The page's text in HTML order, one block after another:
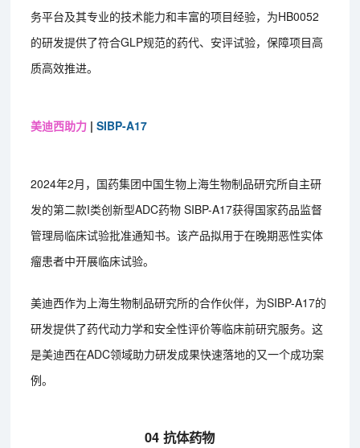
务平台及其专业的技术能力和丰富的项目经验，为HB0052
的研发提供了符合GLP规范的药代、安评试验，保障项目高
质高效推进。
美迪西助力 |SIBP-A17
2024年2月，国药集团中国生物上海生物制品研究所自主研
发的第二款I类创新型ADC药物 SIBP-A17获得国家药品监督
管理局临床试验批准通知书。该产品拟用于在晚期恶性实体
瘤患者中开展临床试验。
美迪西作为上海生物制品研究所的合作伙伴，为SIBP-A17的
研发提供了药代动力学和安全性评价等临床前研究服务。这
是美迪西在ADC领域助力研发成果快速落地的又一个成功案
例。
04 抗体药物